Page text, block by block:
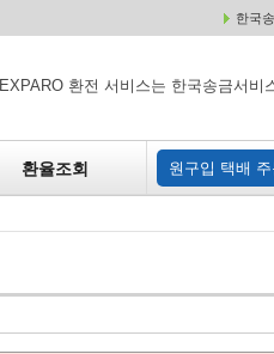
한국
EXPARO 환전 서비스는 한국송금서
환율조회 원구입 택배 주
원